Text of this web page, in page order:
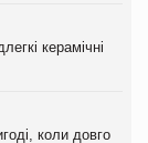
керамічні
коли довго